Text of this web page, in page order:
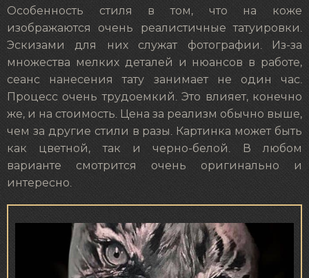
Особенность стиля в том, что на коже
изображаются очень реалистичные татуировки.
Эскизами для них служат фотографии. Из-за
множества мелких деталей и нюансов в работе,
сеанс нанесения тату занимает не один час.
Процесс очень трудоемкий. Это влияет, конечно
же, и на стоимость. Цена за реализм обычно выше,
чем за другие стили в разы. Картинка может быть
как цветной, так и черно-белой. В любом
варианте смотрится очень оригинально и
интересно.